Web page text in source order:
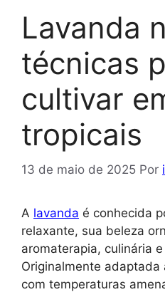
Lavanda
técnicas
cultivar
tropicais
13 de maio de 2025 Por
A lavanda é conhecida
relaxante, sua beleza
aromaterapia, culinária
Originalmente
com temperaturas